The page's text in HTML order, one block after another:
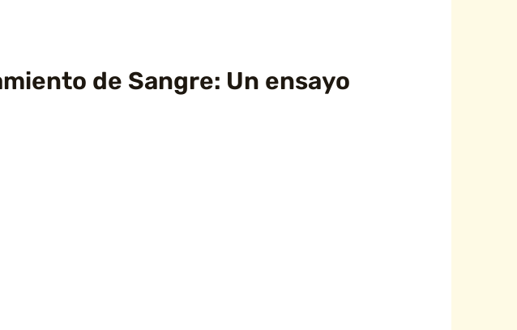
de Sangre: Un ensayo